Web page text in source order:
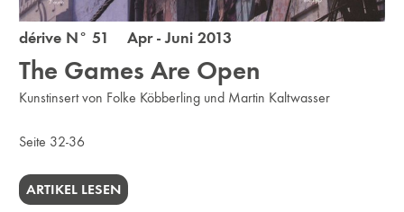
dérive N° 51 Apr - Juni 2013
The Games Are Open
Kunstinsert von Folke Köbberling und Martin Kaltwasser
Seite 32-36
ARTIKEL LESEN